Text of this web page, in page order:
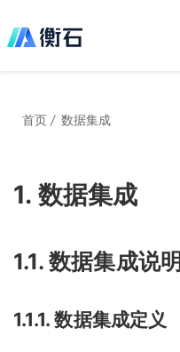
首页 / 数据集成
1. 数据集成
1.1. 数据集成说明
1.1.1. 数据集成定义